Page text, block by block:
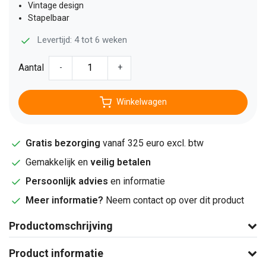
Vintage design
Stapelbaar
Levertijd: 4 tot 6 weken
Aantal - +
Winkelwagen
Gratis bezorging vanaf 325 euro excl. btw
Gemakkelijk en veilig betalen
Persoonlijk advies en informatie
Meer informatie? Neem contact op over dit product
Productomschrijving
Product informatie